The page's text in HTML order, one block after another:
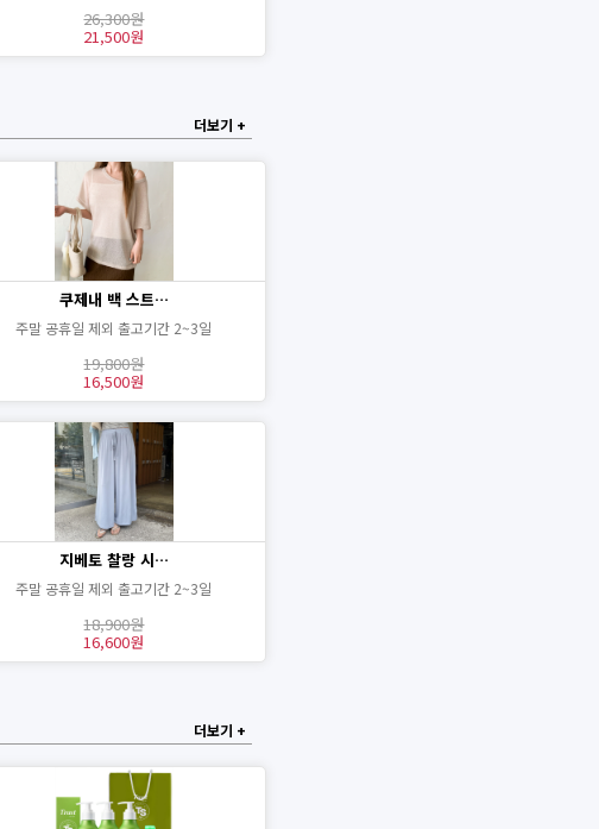
26,300원
21,500원
더보기 +
쿠제내 백 스트…
주말 공휴일 제외 출고기간 2~3일
19,800원
16,500원
지베토 찰랑 시…
주말 공휴일 제외 출고기간 2~3일
18,900원
16,600원
더보기 +